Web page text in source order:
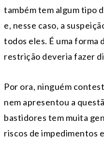
também tem algum tipo
e, nesse caso, a
todos eles. É uma forma
restrição deveria fazer
Por ora, ninguém
nem apresentou a
bastidores tem muita
riscos de impedimentos